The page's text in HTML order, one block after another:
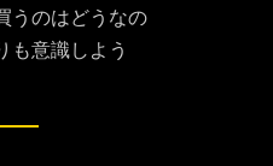
うのはどうなの
も意識しよう